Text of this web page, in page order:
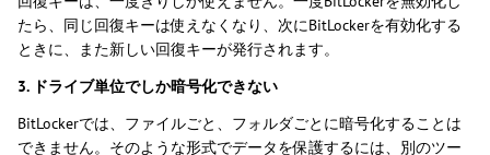
たら、同じ回復キーは使えなくなり、次にBitLockerを有効化する
ときに、また新しい回復キーが発行されます。
3. ドライブ単位でしか暗号化できない
BitLockerでは、ファイルごと、フォルダごとに暗号化することは
できません。そのような形式でデータを保護するには、別のツー